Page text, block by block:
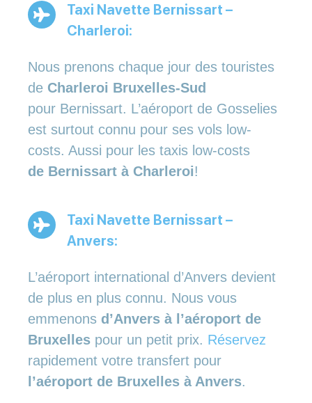
Taxi Navette Bernissart –
Charleroi:
Nous prenons chaque jour des touristes
de Charleroi Bruxelles-Sud
pour Bernissart. L’aéroport de Gosselies
est surtout connu pour ses vols low-
costs. Aussi pour les taxis low-costs
de Bernissart à Charleroi!
Taxi Navette Bernissart –
Anvers:
L’aéroport international d’Anvers devient
de plus en plus connu. Nous vous
emmenons d’Anvers à l’aéroport de
Bruxelles pour un petit prix. Réservez
rapidement votre transfert pour
l’aéroport de Bruxelles à Anvers.